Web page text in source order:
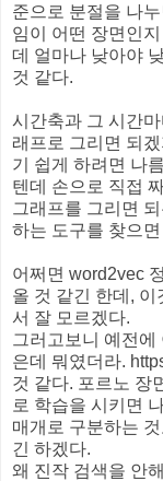
준으로 분절을 나
임이 어떤 장면인
데 얼마나 낮아야
것 같다.
시간축과 그 시간
래프로 그리면 되
기 쉽게 하려면 나
텐데 손으로 직접
그래프를 그리면
하는 도구를 찾으
어쩌면 word2vec
올 것 같긴 한데,
서 잘 모르겠다.
그러고보니 예전
은데 뭐였더라.
것 같다. 포르노 장
로 학습을 시키면
매개로 구분하는
긴 하겠다.
왜 진작 검색을 안